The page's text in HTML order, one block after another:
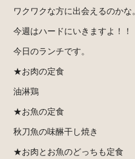
ワクワクな方に出会えるのかな。
今週はハードにいきますよ！！
今日のランチです。
★お肉の定食
油淋鶏
★お魚の定食
秋刀魚の味醂干し焼き
★お肉とお魚のどっちも定食